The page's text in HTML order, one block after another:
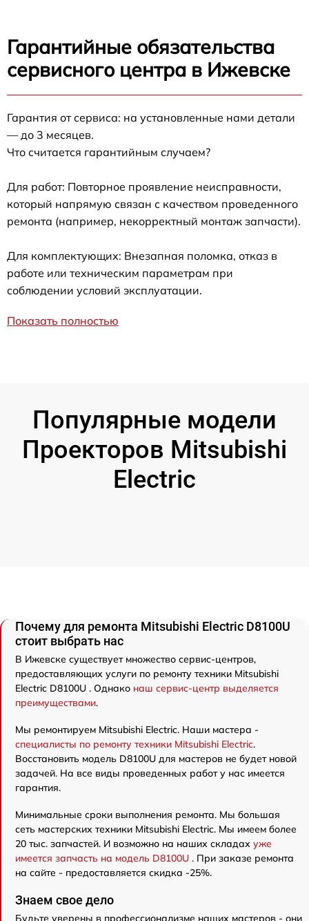
Гарантийные обязательства
сервисного центра в Ижевске
Гарантия от сервиса: на установленные нами детали
— до 3 месяцев.
Что считается гарантийным случаем?
Для работ: Повторное проявление неисправности,
который напрямую связан с качеством проведенного
ремонта (например, некорректный монтаж запчасти).
Для комплектующих: Внезапная поломка, отказ в
работе или техническим параметрам при
соблюдении условий эксплуатации.
Показать полностью
Популярные модели
Проекторов Mitsubishi
Electric
Почему для ремонта Mitsubishi Electric D8100U
стоит выбрать нас
В Ижевске существует множество сервис-центров,
предоставляющих услуги по ремонту техники Mitsubishi
Electric D8100U . Однако наш сервис-центр выделяется
преимуществами.
Мы ремонтируем Mitsubishi Electric. Наши мастера -
специалисты по ремонту техники Mitsubishi Electric.
Восстановить модель D8100U для мастеров не будет новой
задачей. На все виды проведенных работ у нас имеется
гарантия.
Минимальные сроки выполнения ремонта. Мы большая
сеть мастерских техники Mitsubishi Electric. Мы имеем более
20 тыс. запчастей. И возможно на наших складах уже
имеется запчасть на модель D8100U . При заказе ремонта
на сайте - предоставляется скидка -25%.
Знаем свое дело
Будьте уверены в профессионализме наших мастеров - они